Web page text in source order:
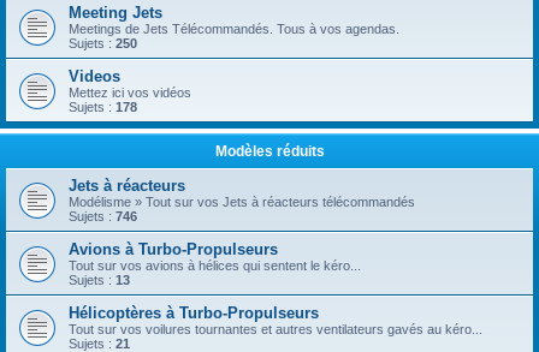
Meeting Jets
Meetings de Jets Télécommandés. Tous à vos agendas.
Sujets : 250
Videos
Mettez ici vos vidéos
Sujets : 178
Modèles réduits
Jets à réacteurs
Modélisme » Tout sur vos Jets à réacteurs télécommandés
Sujets : 746
Avions à Turbo-Propulseurs
Tout sur vos avions à hélices qui sentent le kéro...
Sujets : 13
Hélicoptères à Turbo-Propulseurs
Tout sur vos voilures tournantes et autres ventilateurs gavés au kéro...
Sujets : 21